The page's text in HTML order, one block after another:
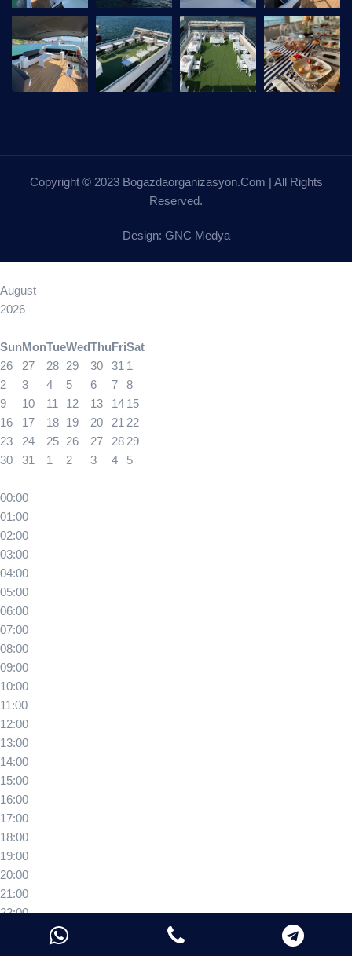
Copyright © 2023 Bogazdaorganizasyon.com | All Rights
Reserved.
Design: GNC Medya
August
2026
SunMonTueWedThuFriSat
26
27 28 29 30 31 1
2
3 4 5 6 7
8
9
10 11 12 13 14 15
16
17 18 19 20 21 22
23
24 25 26 27 28 29
30
31 1 2 3 4 5
00:00
01:00
02:00
03:00
04:00
05:00
06:00
07:00
08:00
09:00
10:00
11:00
12:00
13:00
14:00
15:00
16:00
17:00
18:00
19:00
20:00
21:00
22:00